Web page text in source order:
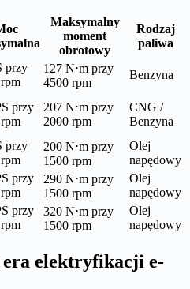
Maksymalny
moment
obrotowy
Rodzaj
paliwa
przy
127 N⋅m przy
4500 rpm
Benzyna
przy
207 N⋅m przy
2000 rpm
CNG /
Benzyna
przy
200 N⋅m przy
1500 rpm
Olej
napędowy
przy
290 N⋅m przy
1500 rpm
Olej
napędowy
przy
320 N⋅m przy
1500 rpm
Olej
napędowy
elektryfikacji e-